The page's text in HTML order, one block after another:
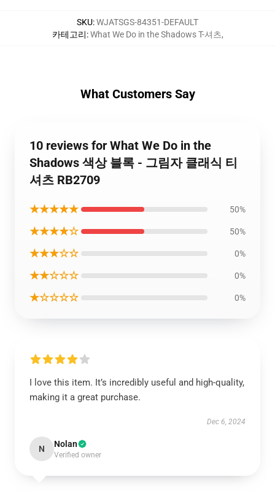
SKU:WJATSGS-84351-DEFAULT
카테고리:What We Do in the Shadows T-셔츠,
What Customers Say
10 reviews for What We Do in the
Shadows 색상 블록 - 그림자 클래식 티
셔츠 RB2709
★★★★★ 50%
★★★★☆ 50%
★★★☆☆ 0%
★★☆☆☆ 0%
★☆☆☆☆ 0%
I love this item. It’s incredibly useful and high-quality,
making it a great purchase.
Dec 6, 2024
N Nolan
Verified owner